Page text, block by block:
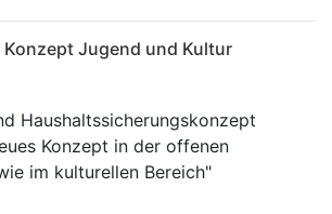
Jugend und Kultur
Haushaltssicherungskonzept
Konzept in der offenen
im kulturellen Bereich"